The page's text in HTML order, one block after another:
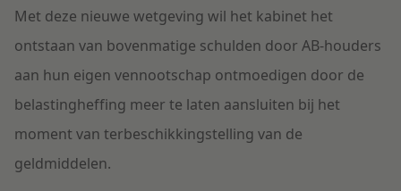
Met deze nieuwe wetgeving wil het kabinet het
ontstaan van bovenmatige schulden door AB-houders
aan hun eigen vennootschap ontmoedigen door de
belastingheffing meer te laten aansluiten bij het
moment van terbeschikkingstelling van de
geldmiddelen.